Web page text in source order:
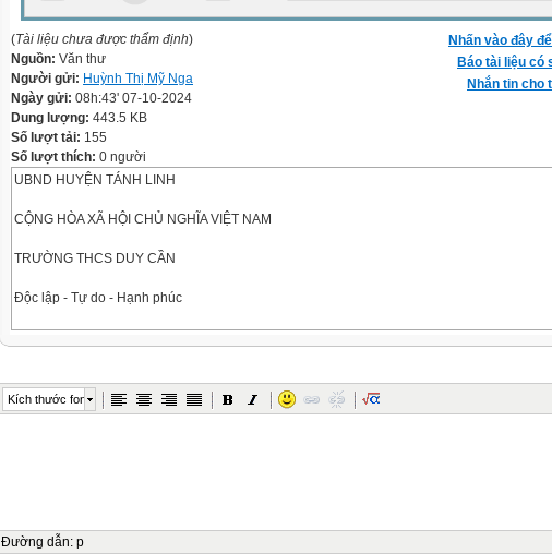
Nhấn vào đây
Báo tài liệu có
Nhắn tin cho
(Tài liệu chưa được thẩm định)
Nguồn: Văn thư
Người gửi: Huỳnh Thị Mỹ Nga
Ngày gửi: 08h:43' 07-10-2024
Dung lượng: 443.5 KB
Số lượt tải: 155
Số lượt thích: 0 người
UBND HUYỆN TÁNH LINH
CỘNG HÒA XÃ HỘI CHỦ NGHĨA VIỆT NAM
TRƯỜNG THCS DUY CẦN
Độc lập - Tự do - Hạnh phúc
82 /KH-THCS DC
giáo dục phổ thông và giáo dục thường xuyên;
Kích thước font
Đường dẫn: p